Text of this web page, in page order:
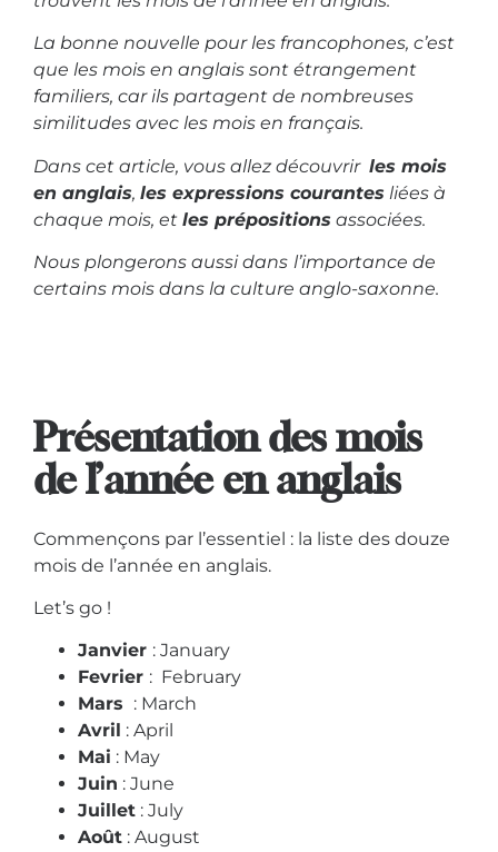
La bonne nouvelle pour les francophones, c’est
que les mois en anglais sont étrangement
familiers, car ils partagent de nombreuses
similitudes avec les mois en français.
Dans cet article, vous allez découvrir les mois
en anglais, les expressions courantes liées à
chaque mois, et les prépositions associées.
Nous plongerons aussi dans l’importance de
certains mois dans la culture anglo-saxonne.
Présentation des mois
de l’année en anglais
Commençons par l’essentiel : la liste des douze
mois de l’année en anglais.
Let’s go !
Janvier : January
Fevrier : February
Mars : March
Avril : April
Mai : May
Juin : June
Juillet : July
Août : August